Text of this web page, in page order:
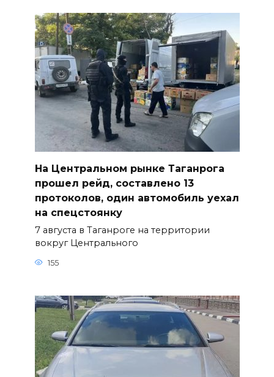
На Центральном рынке Таганрога
прошел рейд, составлено 13
протоколов, один автомобиль уехал
на спецстоянку
7 августа в Таганроге на территории
вокруг Центрального
155